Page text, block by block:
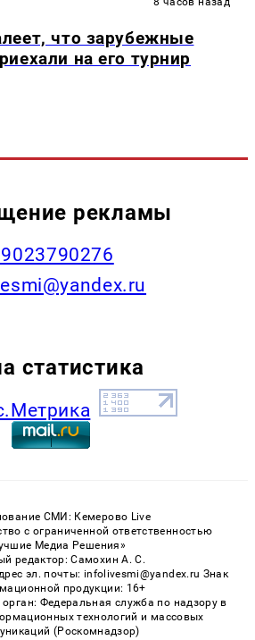
что зарубежные
на его турнир
рекламы
статистика
СМИ: Кемерово Live
с ограниченной ответственностью
Медиа Решения»
редактор: Самохин А. С.
эл. почты: infolivesmi@yandex.ru Знак
продукции: 16+
Федеральная служба по надзору в
технологий и массовых
(Роскомнадзор)